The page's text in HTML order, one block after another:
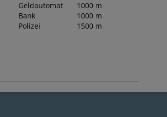
Geldautomat
1000 m
Bank
1000 m
Polizei
1500 m